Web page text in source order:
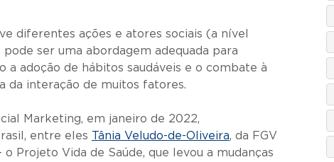
diferentes ações e atores sociais (a nível
ser uma abordagem adequada para
a adoção de hábitos saudáveis e o combate à
da interação de muitos fatores.
Marketing, em janeiro de 2022,
entre eles Tânia Veludo-de-Oliveira, da FGV
o Projeto Vida de Saúde, que levou a mudanças